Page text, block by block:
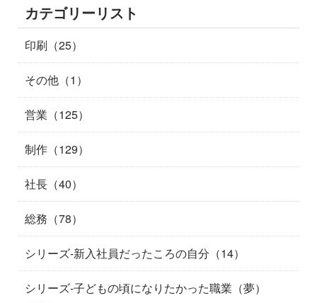
カテゴリーリスト
印刷（25）
その他（1）
営業（125）
制作（129）
社長（40）
総務（78）
シリーズ-新入社員だったころの自分（14）
シリーズ-子どもの頃になりたかった職業（夢）